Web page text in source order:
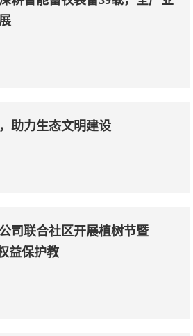
助力生态文明建设
司联合社区开展植树节暨
益保护教